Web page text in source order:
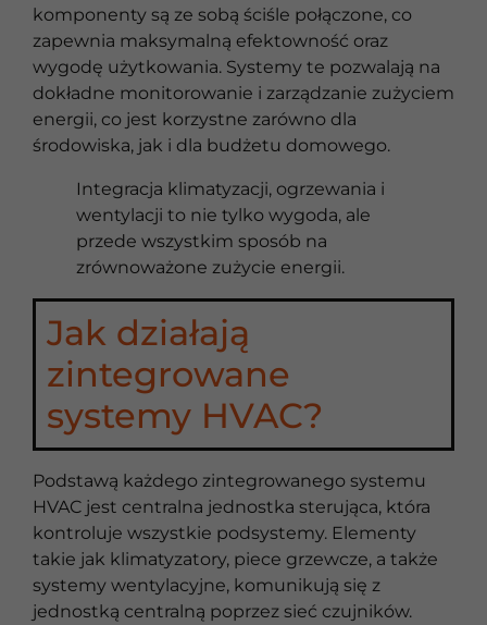
komponenty są ze sobą ściśle połączone, co
zapewnia maksymalną efektowność oraz
wygodę użytkowania. Systemy te pozwalają na
dokładne monitorowanie i zarządzanie zużyciem
energii, co jest korzystne zarówno dla
środowiska, jak i dla budżetu domowego.
Integracja klimatyzacji, ogrzewania i
wentylacji to nie tylko wygoda, ale
przede wszystkim sposób na
zrównoważone zużycie energii.
Jak działają
zintegrowane
systemy HVAC?
Podstawą każdego zintegrowanego systemu
HVAC jest centralna jednostka sterująca, która
kontroluje wszystkie podsystemy. Elementy
takie jak klimatyzatory, piece grzewcze, a także
systemy wentylacyjne, komunikują się z
jednostką centralną poprzez sieć czujników.